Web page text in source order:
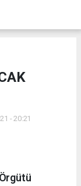
- 20:21